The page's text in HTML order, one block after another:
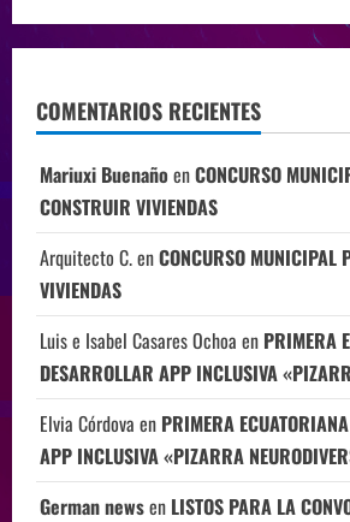
COMENTARIOS RECIENTES
Mariuxi Buenaño enCONCURSO
CONSTRUIR VIVIENDAS
Arquitecto C.enCONCURSO MUNICIPAL
VIVIENDAS
Luis e Isabel Casares Ochoa en PRIMERA
DESARROLLAR APP INCLUSIVA
Elvia Córdova en PRIMERA
APP INCLUSIVA «PIZARRA
German newsen LISTOS PARA LA